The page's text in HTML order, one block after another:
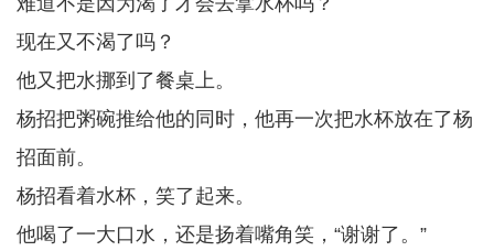
现在又不渴了吗？
他又把水挪到了餐桌上。
杨招把粥碗推给他的同时，他再一次把水杯放在了杨
招面前。
杨招看着水杯，笑了起来。
他喝了一大口水，还是扬着嘴角笑，“谢谢了。”